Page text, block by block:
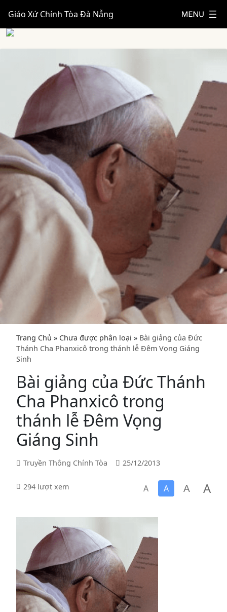
Giáo Xứ Chính Tòa Đà Nẵng
Trang Chủ » Chưa được phân loại » Bài giảng của Đức
Thánh Cha Phanxicô trong thánh lễ Đêm Vọng Giáng
Sinh
Bài giảng của Đức Thánh
Cha Phanxicô trong
thánh lễ Đêm Vọng
Giáng Sinh
Truyền Thông Chính Tòa 25/12/2013
294 lượt xem A A A A